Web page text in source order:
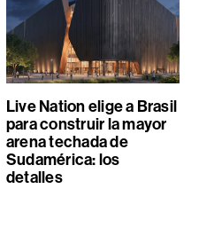
Live Nation elige a Brasil
para construir la mayor
arena techada de
Sudamérica: los
detalles